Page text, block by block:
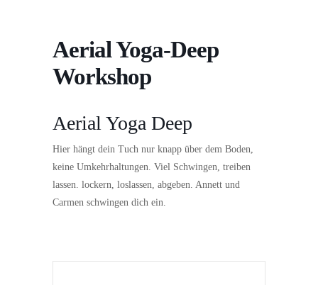
Aerial Yoga-Deep
Workshop
Aerial Yoga Deep
Hier hängt dein Tuch nur knapp über dem Boden,
keine Umkehrhaltungen. Viel Schwingen, treiben
lassen. lockern, loslassen, abgeben. Annett und
Carmen schwingen dich ein.